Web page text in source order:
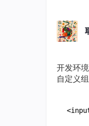
开发环
自定义